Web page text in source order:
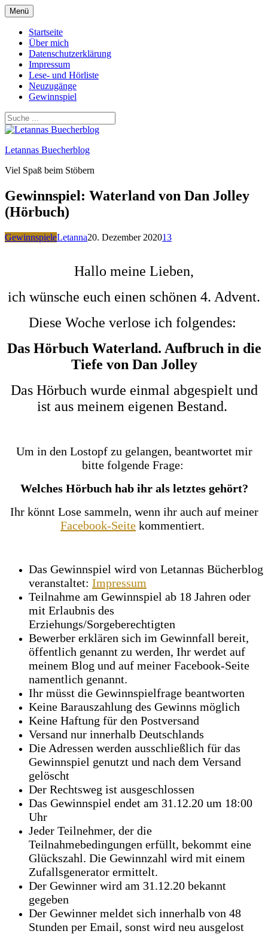
Zum
Inhalt
springen
Menü
Startseite
Über mich
Datenschutzerklärung
Impressum
Lese- und Hörliste
Neuzugänge
Gewinnspiel
Letannas Buecherblog
Viel Spaß beim Stöbern
Gewinnspiel: Waterland von Dan Jolley
(Hörbuch)
GewinnspieleLetanna20. Dezember 202013
Hallo meine Lieben,
ich wünsche euch einen schönen 4. Advent.
Diese Woche verlose ich folgendes:
Das Hörbuch Waterland. Aufbruch in die
Tiefe von Dan Jolley
Das Hörbuch wurde einmal abgespielt und
ist aus meinem eigenen Bestand.
Um in den Lostopf zu gelangen, beantwortet mir
bitte folgende Frage:
Welches Hörbuch hab ihr als letztes gehört?
Ihr könnt Lose sammeln, wenn ihr auch auf meiner
Facebook-Seite kommentiert.
Das Gewinnspiel wird von Letannas Bücherblog
veranstaltet: Impressum
Teilnahme am Gewinnspiel ab 18 Jahren oder
mit Erlaubnis des
Erziehungs/Sorgeberechtigten
Bewerber erklären sich im Gewinnfall bereit,
öffentlich genannt zu werden, Ihr werdet auf
meinem Blog und auf meiner Facebook-Seite
namentlich genannt.
Ihr müsst die Gewinnspielfrage beantworten
Keine Barauszahlung des Gewinns möglich
Keine Haftung für den Postversand
Versand nur innerhalb Deutschlands
Die Adressen werden ausschließlich für das
Gewinnspiel genutzt und nach dem Versand
gelöscht
Der Rechtsweg ist ausgeschlossen
Das Gewinnspiel endet am 31.12.20 um 18:00
Uhr
Jeder Teilnehmer, der die
Teilnahmebedingungen erfüllt, bekommt eine
Glückszahl. Die Gewinnzahl wird mit einem
Zufallsgenerator ermittelt.
Der Gewinner wird am 31.12.20 bekannt
gegeben
Der Gewinner meldet sich innerhalb von 48
Stunden per Email, sonst wird neu ausgelost